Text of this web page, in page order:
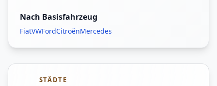
Nach Basisfahrzeug
FiatVWFordCitroënMercedes
STÄDTE